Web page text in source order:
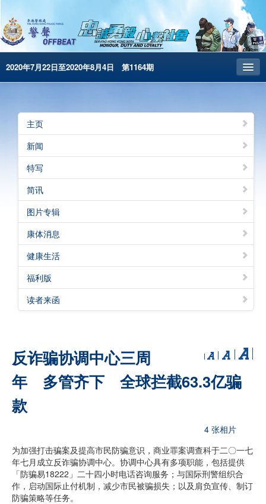
2020年7月22日至2020年8月4日 第1164期
昔日警声
警务处主页
繁體版
English
电子书版
主页
新闻
特写
简讯
图片专辑
康体消息
健康生活
福利版
读者来函
反诈骗协调中心三周
年 多管齐下 全球拦截63.3亿骗
款
4 张相片
为加强打击骗案及提高市民防骗意识，商业罪案调查科于二〇一七
年七月成立反诈骗协调中心。协调中心具有多项职能，包括提供
「防骗易18222」二十四小时电话咨询服务；与国际刑警组织合
作，启动国际止付机制，减少市民被骗损失；以及肩负宣传、制订
防骗策略等任务。